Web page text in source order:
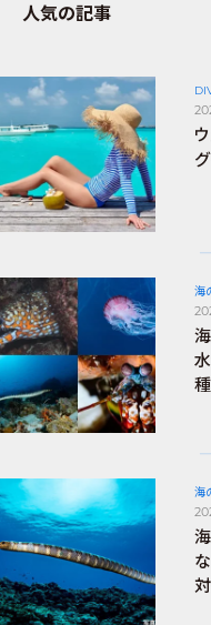
人気の記事
海
種
海